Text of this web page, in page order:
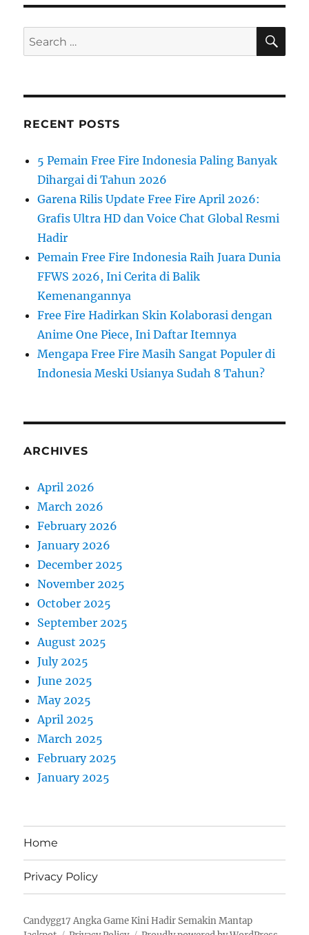
Search
for:
RECENT POSTS
5 Pemain Free Fire Indonesia Paling Banyak
Dihargai di Tahun 2026
Garena Rilis Update Free Fire April 2026:
Grafis Ultra HD dan Voice Chat Global Resmi
Hadir
Pemain Free Fire Indonesia Raih Juara Dunia
FFWS 2026, Ini Cerita di Balik
Kemenangannya
Free Fire Hadirkan Skin Kolaborasi dengan
Anime One Piece, Ini Daftar Itemnya
Mengapa Free Fire Masih Sangat Populer di
Indonesia Meski Usianya Sudah 8 Tahun?
ARCHIVES
April 2026
March 2026
February 2026
January 2026
December 2025
November 2025
October 2025
September 2025
August 2025
July 2025
June 2025
May 2025
April 2025
March 2025
February 2025
January 2025
Home
Privacy Policy
Candygg17 Angka Game Kini Hadir Semakin Mantap